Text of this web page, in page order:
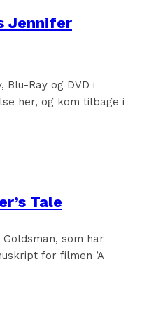
Jennifer
Blu-Ray og DVD i
her, og kom tilbage i
Tale
som har
for filmen ’A